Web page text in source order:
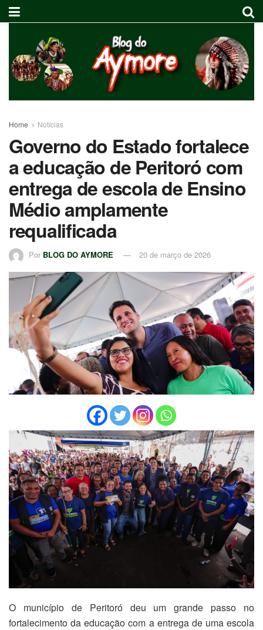
Home Notícias
Governo do Estado fortalece
a educação de Peritoró com
entrega de escola de Ensino
Médio amplamente
requalificada
Por BLOG DO AYMORE 20 de março de 2026
O município de Peritoró deu um grande passo no
fortalecimento da educação com a entrega de uma escola